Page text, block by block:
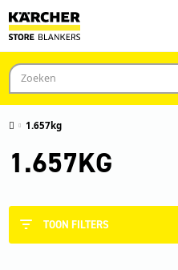
1.657kg
1.657KG
TOON FILTERS